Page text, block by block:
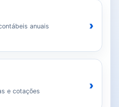
anuais
›
e cotações ›